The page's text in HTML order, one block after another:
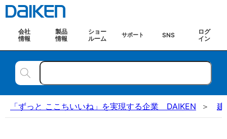
会社
情報
製品
情報
ショー
ルーム
サポート SNS
ログ
イン
「ずっと ここちいいね」を実現する企業 DAIKEN 建